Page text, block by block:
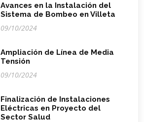
Avances en la Instalación del
Sistema de Bombeo en Villeta
09/10/2024
Ampliación de Línea de Media
Tensión
09/10/2024
Finalización de Instalaciones
Eléctricas en Proyecto del
Sector Salud